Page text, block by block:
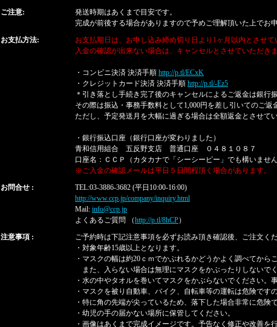
ご注意:
発送時期はあくまで目安です。
完成が前後する場合がありますので予めご理解頂いた上でお
お支払方法:
お支払期日は、お申し込み締め切り日より1ヶ月以内とさせて
入金の確認が出来ない場合は、キャンセルとさせていただき
・コンビニ決済 決済手順 http://p.tl/ECxK
・クレジットカード決済 決済手順 http://p.tl/-Ez5
＊引き落とし手続き完了後のキャンセルによるご返金は銀行
その際は振込・事務手数料として1,000円を差し引いてのご返
ただし、予定発送月を大幅に過ぎる場合は全額返金とさせてい
・銀行振込口座（銀行口座が変わりました）
青和信用組合 五反野支店 普通口座 ０４８１０８７
口座名：ＣＣＰ（カタカナで「シーシーピー」でも構いません
※ご入金の確認メールは平日５日間程頂く場合があります。
お問合せ :
TEL:03-3886-3682 (平日10:00-16:00)
http://www.ccp.jp/company/inquiry.html
Mail: info@ccp.jp
よくあるご質問 （http://p.tl/8hCP）
注意事項 :
ご予約時は下記注意事項を必ずお読み頂き確認後、ご注文く
・対象年齢15歳以上となります。
・マスクの幅は約20ｃｍでかぶれるかどうかよく調べてから
また、入らない場合は無理にマスクをかぶったりしないでく
・水の中やタオルを巻いてマスクをかぶらないでください。
・マスクを被り自動車、バイク、自転車等の運転は危険です
・特に角の先端が尖っているため、落下した場合非常に危険
・幼児の手の届かない場所に保管してください。
・画像はあくまで完成イメージです。予告なく修正や改善を